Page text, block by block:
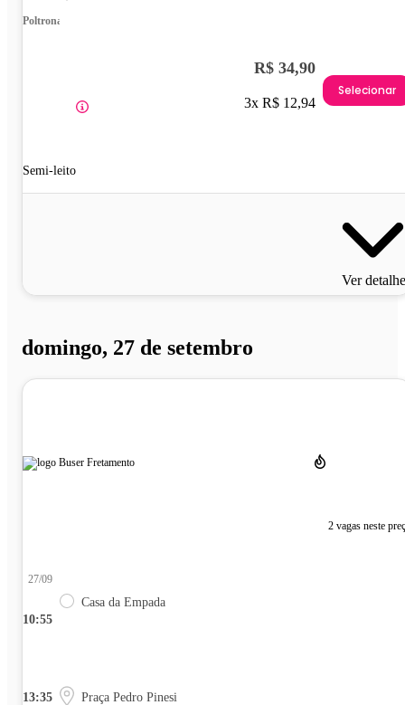
Poltrona
Semi-leito
R$ 34,90
3x R$ 12,94
Selecionar
Ver
domingo, 27 de setembro
2 vagas neste
10:55
27/09
Casa da Empada
13:35 Praça Pedro Pinesi